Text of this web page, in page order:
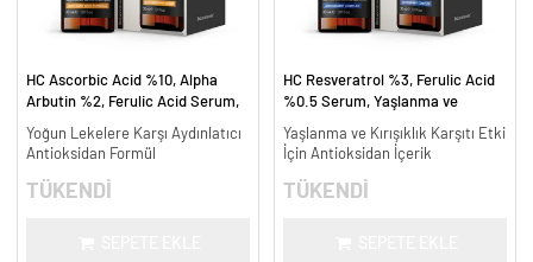
HC Ascorbic Acid %10, Alpha
Arbutin %2, Ferulic Acid Serum,
ml.
Yoğun Lekelere Karşı Aydınlatıcı
Antioksidan Formül
TÜKENDİ
HC Resveratrol %3, Ferulic Acid
%0.5 Serum, Yaşlanma ve
Yaşlanma ve Kırışıklık Karşıtı Etki
İçin Antioksidan İçerik
TÜKENDİ